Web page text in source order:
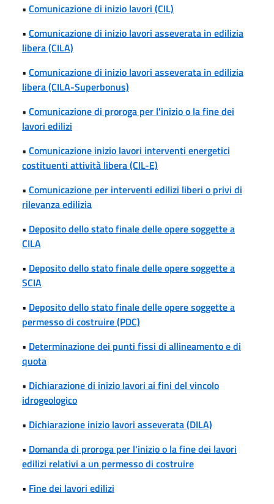
• Comunicazione di inizio lavori (CIL)
• Comunicazione di inizio lavori asseverata in edilizia
libera (CILA)
• Comunicazione di inizio lavori asseverata in edilizia
libera (CILA-Superbonus)
• Comunicazione di proroga per l'inizio o la fine dei
lavori edilizi
• Comunicazione inizio lavori interventi energetici
costituenti attività libera (CIL-E)
• Comunicazione per interventi edilizi liberi o privi di
rilevanza edilizia
• Deposito dello stato finale delle opere soggette a
CILA
• Deposito dello stato finale delle opere soggette a
SCIA
• Deposito dello stato finale delle opere soggette a
permesso di costruire (PDC)
• Determinazione dei punti fissi di allineamento e di
quota
• Dichiarazione di inizio lavori ai fini del vincolo
idrogeologico
• Dichiarazione inizio lavori asseverata (DILA)
• Domanda di proroga per l'inizio o la fine dei lavori
edilizi relativi a un permesso di costruire
• Fine dei lavori edilizi